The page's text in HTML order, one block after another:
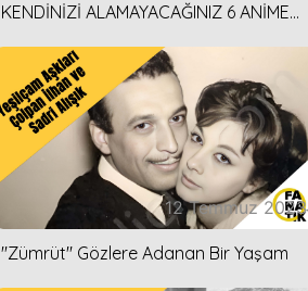
KENDİNİZİ ALAMAYACAĞINIZ 6 ANİME
12 Temmuz 2023
''Zümrüt'' Gözlere Adanan Bir Yaşam